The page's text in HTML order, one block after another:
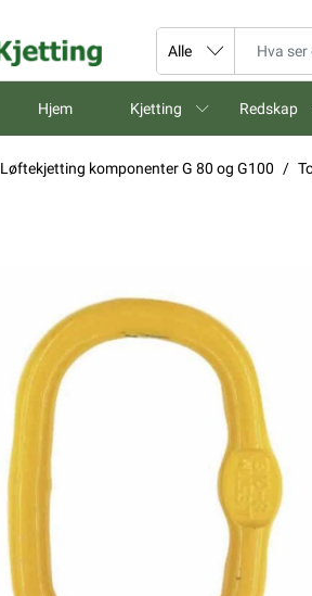
Hjem Kjetting Redskap
Løftekjetting komponenter G 80 og G100